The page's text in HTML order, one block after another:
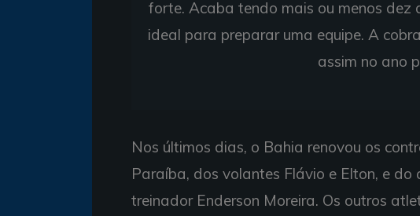
forte. Acaba tendo mais ou menos
ideal para preparar uma equipe. A
assim no ano
Nos últimos dias, o Bahia renovou os
Paraíba, dos volantes Flávio e Elton, e
treinador Enderson Moreira. Os outros